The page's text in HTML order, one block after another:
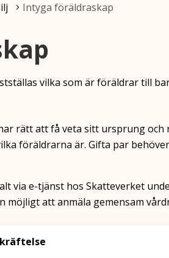
Intyga föräldraskap
vilka som är föräldrar till
rätt att få veta sitt ursprung
föräldrarna är. Gifta par
via e-tjänst hos Skatteverket
att anmäla gemensam